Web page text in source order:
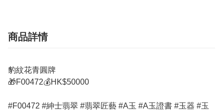
商品詳情
豹紋花青圓牌
🎁F00472💰HK$50000
#F00472 #紳士翡翠 #翡翠匠藝 #A玉 #A玉證書 #玉器 #玉